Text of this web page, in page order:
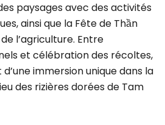
paysages avec des activités
ainsi que la Fête de Thần
l’agriculture. Entre
et célébration des récoltes,
immersion unique dans la
des rizières dorées de Tam